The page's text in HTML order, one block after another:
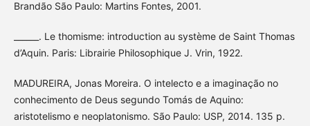
Brandão São Paulo: Martins Fontes, 2001.
______. Le thomisme: introduction au système de Saint Thomas
d’Aquin. Paris: Librairie Philosophique J. Vrin, 1922.
MADUREIRA, Jonas Moreira. O intelecto e a imaginação no
conhecimento de Deus segundo Tomás de Aquino:
aristotelismo e neoplatonismo. São Paulo: USP, 2014. 135 p.